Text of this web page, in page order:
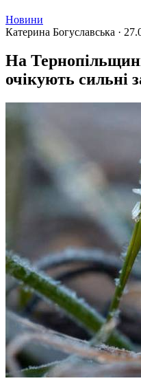
Новини
Катерина Богуславська ·
На
очікують сильні